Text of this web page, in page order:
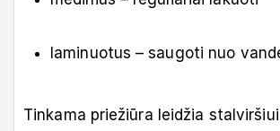
laminuotus – saugoti nuo
Tinkama priežiūra leidžia